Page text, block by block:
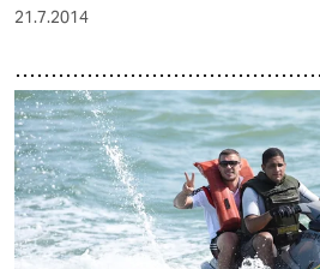
21.7.2014